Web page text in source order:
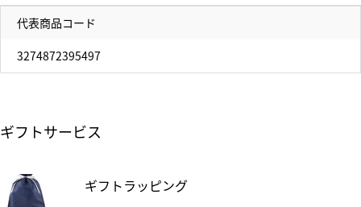
代表商品コード
3274872395497
ギフトサービス
ギフトラッピング